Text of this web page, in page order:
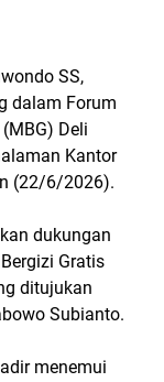
SS,
dalam Forum
Deli
Kantor
(22/6/2026).
dukungan
Gratis
ditujukan
Subianto.
menemui